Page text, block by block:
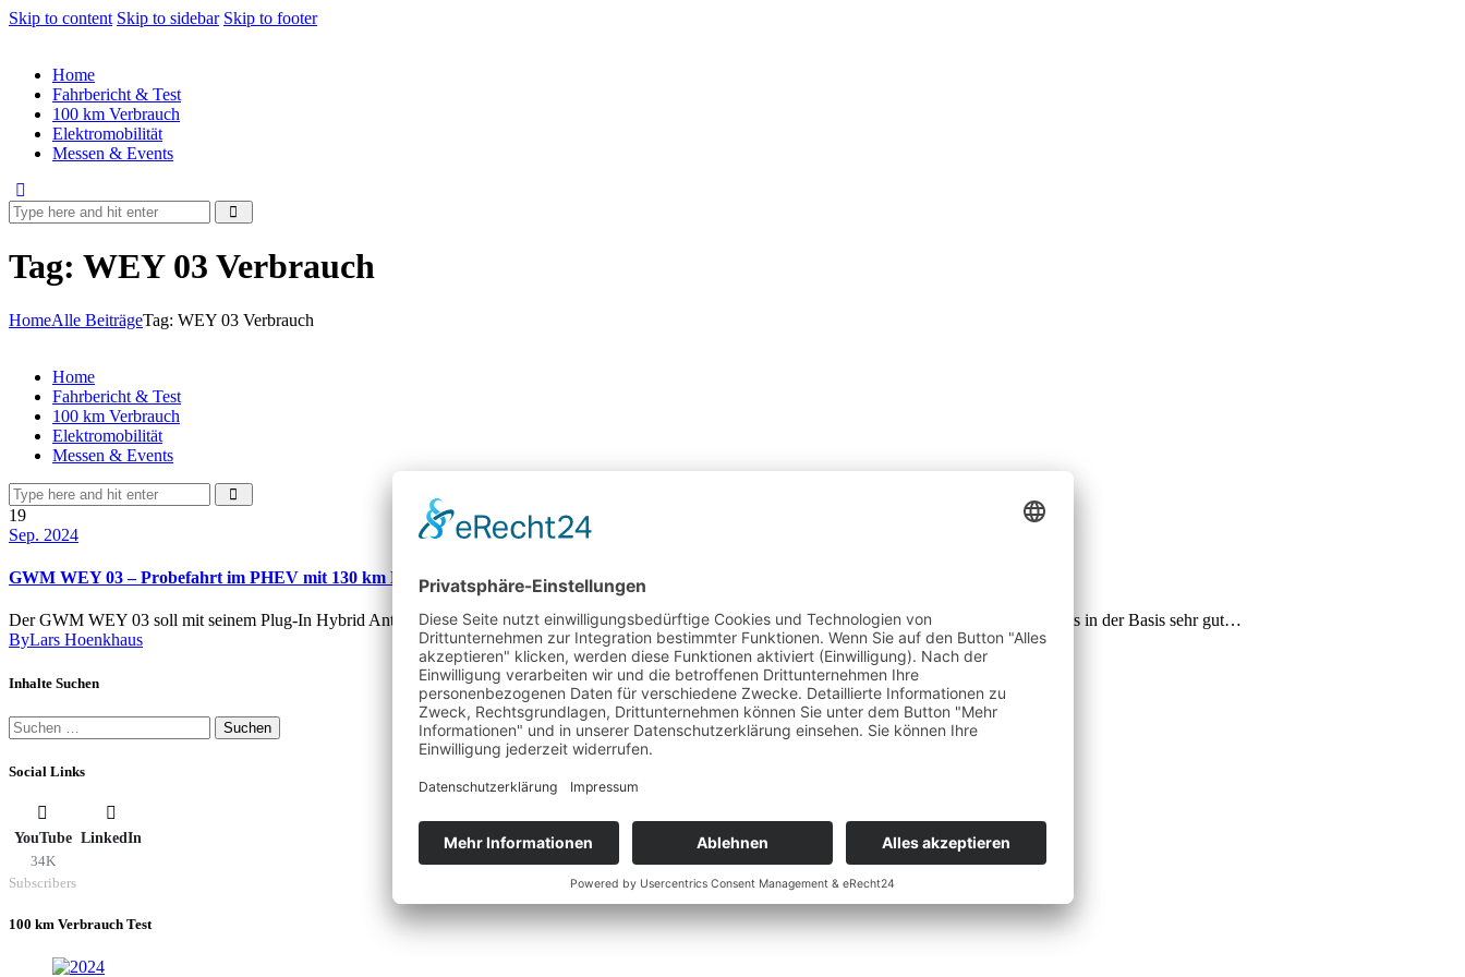
Skip to content Skip to sidebar Skip to footer
Home
Fahrbericht & Test
100 km Verbrauch
Elektromobilität
Messen & Events
Tag: WEY 03 Verbrauch
HomeAlle BeiträgeTag: WEY 03 Verbrauch
Home
Fahrbericht & Test
100 km Verbrauch
Elektromobilität
Messen & Events
19
Sep. 2024
GWM WEY 03 – Probefahrt im PHEV mit 130 km E-Reichweite
Der GWM WEY 03 soll mit seinem Plug-In Hybrid Antrieb bis zu 130 km elektrische Reichweite bieten. Zudem ist das Mittelklasse SUV aus China bereits in der Basis sehr gut…
ByLars Hoenkhaus
Inhalte Suchen
Suchen
nach:
Social Links
YouTube
34K
Subscribers
LinkedIn
100 km Verbrauch Test